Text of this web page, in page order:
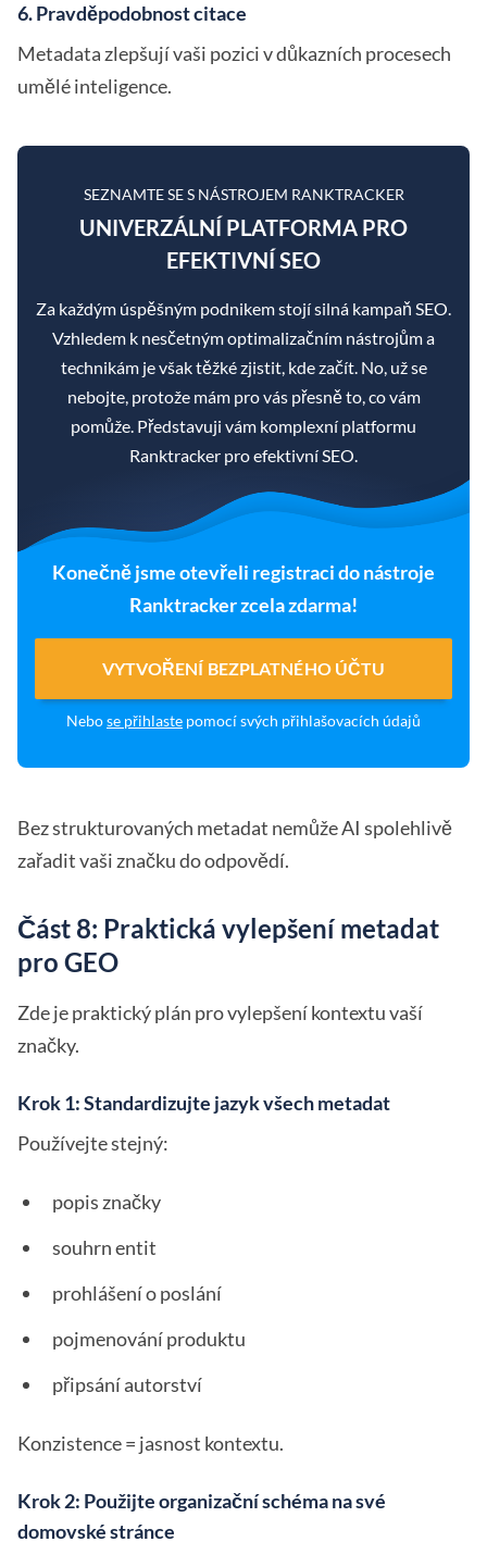
6. Pravděpodobnost citace
Metadata zlepšují vaši pozici v důkazních procesech
umělé inteligence.
SEZNAMTE SE S NÁSTROJEM RANKTRACKER
UNIVERZÁLNÍ PLATFORMA PRO
EFEKTIVNÍ SEO
Za každým úspěšným podnikem stojí silná kampaň SEO.
Vzhledem k nesčetným optimalizačním nástrojům a
technikám je však těžké zjistit, kde začít. No, už se
nebojte, protože mám pro vás přesně to, co vám
pomůže. Představuji vám komplexní platformu
Ranktracker pro efektivní SEO.
Konečně jsme otevřeli registraci do nástroje
Ranktracker zcela zdarma!
VYTVOŘENÍ BEZPLATNÉHO ÚČTU
Nebose přihlaste pomocí svých přihlašovacích údajů
Bez strukturovaných metadat nemůže AI spolehlivě
zařadit vaši značku do odpovědí.
Část 8: Praktická vylepšení metadat
pro GEO
Zde je praktický plán pro vylepšení kontextu vaší
značky.
Krok 1: Standardizujte jazyk všech metadat
Používejte stejný:
popis značky
souhrn entit
prohlášení o poslání
pojmenování produktu
připsání autorství
Konzistence = jasnost kontextu.
Krok 2: Použijte organizační schéma na své
domovské stránce